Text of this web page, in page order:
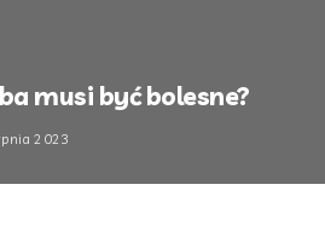
musi być bolesne?
2023